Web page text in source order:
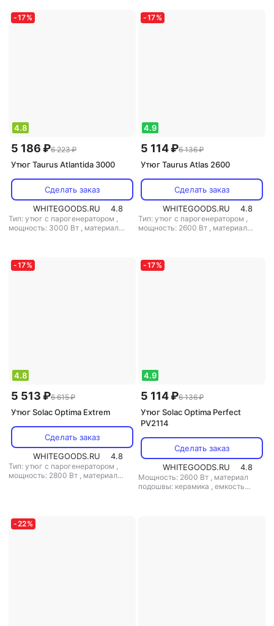
-17%
4.8
5 186 ₽6 223 ₽
Утюг Taurus Atlantida 3000
Сделать заказ
WHITEGOODS.RU
4.8
Тип: утюг с парогенератором ,
мощность: 3000 Вт , материал
-17%
4.9
5 114 ₽6 136 ₽
Утюг Taurus Atlas 2600
Сделать заказ
WHITEGOODS.RU
4.8
Тип: утюг с парогенератором ,
мощность: 2600 Вт , материал
-17%
4.8
5 513 ₽6 615 ₽
Утюг Solac Optima Extrem
Сделать заказ
WHITEGOODS.RU
4.8
Тип: утюг с парогенератором ,
мощность: 2800 Вт , материал
-17%
4.9
5 114 ₽6 136 ₽
Утюг Solac Optima Perfect
PV2114
Сделать заказ
WHITEGOODS.RU
4.8
Мощность: 2600 Вт , материал
подошвы: керамика , емкость
-22%